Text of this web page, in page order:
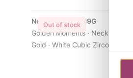
Out of stock
Necklace · K11289G
Golden Moments · Necklace ·
Gold · White Cubic Zirconia · 40